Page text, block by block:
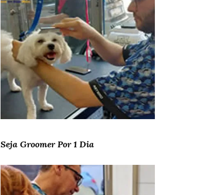
Seja Groomer Por 1 Dia